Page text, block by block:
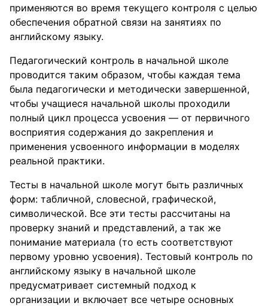
применяются во время текущего контроля с целью
обеспечения обратной связи на занятиях по
английскому языку.
Педагогический контроль в начальной школе
проводится таким образом, чтобы каждая тема
была педагогически и методически завершенной,
чтобы учащиеся начальной школы проходили
полный цикл процесса усвоения — от первичного
восприятия содержания до закрепления и
применения усвоенного информации в моделях
реальной практики.
Тесты в начальной школе могут быть различных
форм: табличной, словесной, графической,
символической. Все эти тесты рассчитаны на
проверку знаний и представлений, а так же
понимание материала (то есть соответствуют
первому уровню усвоения). Тестовый контроль по
английскому языку в начальной школе
предусматривает системный подход к
организации и включает все четыре основных